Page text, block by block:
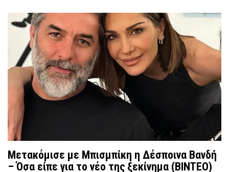
Μετακόμισε με Μπισμπίκη η Δέσποινα Βανδή
– Όσα είπε για το νέο της ξεκίνημα (ΒΙΝΤΕΟ)